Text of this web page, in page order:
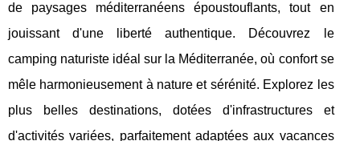
de paysages méditerranéens époustouflants, tout en
jouissant d'une liberté authentique. Découvrez le
camping naturiste idéal sur la Méditerranée, où confort se
mêle harmonieusement à nature et sérénité. Explorez les
plus belles destinations, dotées d'infrastructures et
d'activités variées, parfaitement adaptées aux vacances